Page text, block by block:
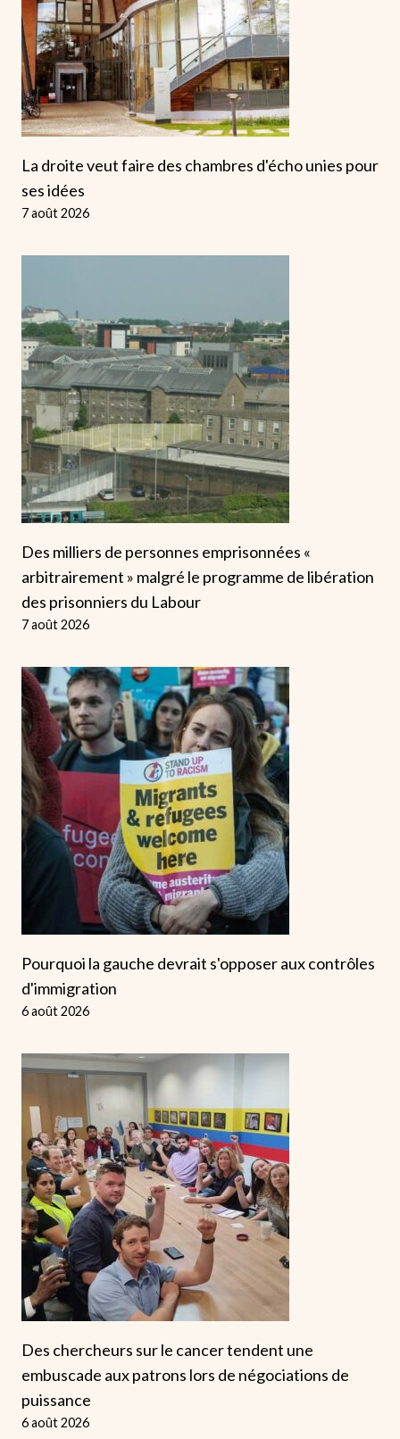
La droite veut faire des chambres d'écho unies pour
ses idées
7 août 2026
Des milliers de personnes emprisonnées «
arbitrairement » malgré le programme de libération
des prisonniers du Labour
7 août 2026
Pourquoi la gauche devrait s'opposer aux contrôles
d'immigration
6 août 2026
Des chercheurs sur le cancer tendent une
embuscade aux patrons lors de négociations de
puissance
6 août 2026